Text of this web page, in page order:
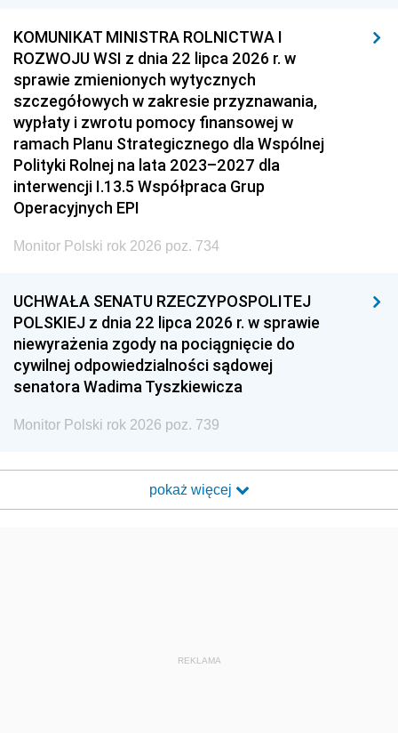
KOMUNIKAT MINISTRA ROLNICTWA I
ROZWOJU WSI z dnia 22 lipca 2026 r. w
sprawie zmienionych wytycznych
szczegółowych w zakresie przyznawania,
wypłaty i zwrotu pomocy finansowej w
ramach Planu Strategicznego dla Wspólnej
Polityki Rolnej na lata 2023–2027 dla
interwencji I.13.5 Współpraca Grup
Operacyjnych EPI
Monitor Polski rok 2026 poz. 734
UCHWAŁA SENATU RZECZYPOSPOLITEJ
POLSKIEJ z dnia 22 lipca 2026 r. w sprawie
niewyrażenia zgody na pociągnięcie do
cywilnej odpowiedzialności sądowej
senatora Wadima Tyszkiewicza
Monitor Polski rok 2026 poz. 739
pokaż więcej
REKLAMA